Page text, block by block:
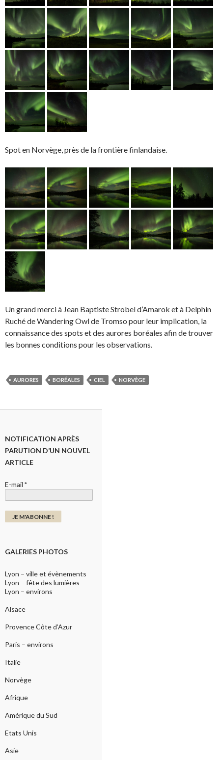
Spot en Norvège, près de la frontière finlandaise.
Un grand merci à Jean Baptiste Strobel d’Amarok et à Delphin
Ruché de Wandering Owl de Tromso pour leur implication, la
connaissance des spots et des aurores boréales afin de trouver
les bonnes conditions pour les observations.
AURORES BORÉALES CIEL NORVÈGE
NOTIFICATION APRÈS
PARUTION D’UN NOUVEL
ARTICLE
E-mail *
GALERIES PHOTOS
Lyon – ville et évènements
Lyon – fête des lumières
Lyon – environs
Alsace
Provence Côte d’Azur
Paris – environs
Italie
Norvège
Afrique
Amérique du Sud
Etats Unis
Asie